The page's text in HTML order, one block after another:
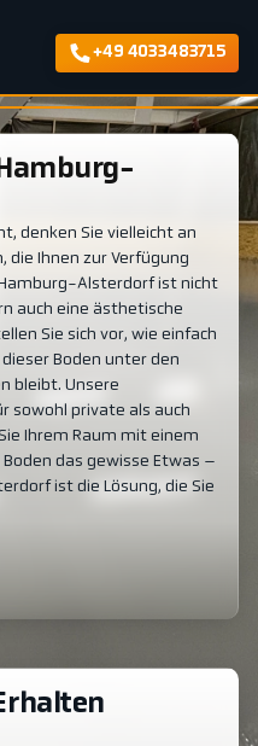
+49 4033483715
denken Sie vielleicht an
die Ihnen zur Verfügung
Alsterdorf ist nicht
auch eine ästhetische
Sie sich vor, wie einfach
Boden unter den
bleibt. Unsere
sowohl private als auch
Ihrem Raum mit einem
das gewisse Etwas –
ist die Lösung, die Sie